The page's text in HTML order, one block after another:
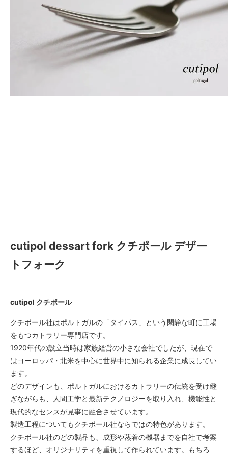
cutipol dessart fork クチポール デザー
トフォーク
cutipol クチポール
クチポール社はポルトガルの「タイパス」という閑静な町に工場
をもつカトラリー専門店です。
1920年代の設立当時は家族経営の小さな会社でしたが、現在で
はヨーロッパ・北米を中心に世界中に知られる企業に成長してい
ます。
どのデザインも、ポルトガルにおけるカトラリーの伝統を受け継
ぎながらも、人間工学と最新テクノロジーを取り入れ、機能性と
現代的なセンスが見事に融合させています。
製造工程についてもクチポール社ならではの特色があります。
クチポール社のどの製品も、成形や蒸着の機器までを自社で考案
するほど、オリジナリティを重視して作られています。もちろ